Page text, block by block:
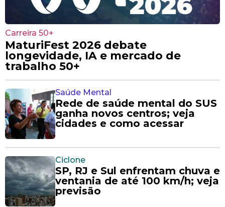
Carreira 50+
MaturiFest 2026 debate
longevidade, IA e mercado de
trabalho 50+
Saúde Mental
Rede de saúde mental do SUS
ganha novos centros; veja
cidades e como acessar
Ciclone
SP, RJ e Sul enfrentam chuva e
ventania de até 100 km/h; veja
previsão